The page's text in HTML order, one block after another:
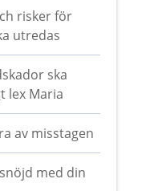
risker för
utredas
ska
lex Maria
av misstagen
med din